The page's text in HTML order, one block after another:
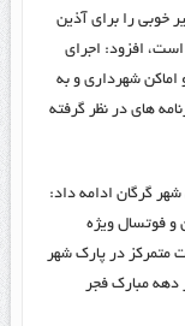
خوبی را برای آذین
افزود: اجرای
اماکن شهرداری و به
های در نظر گرفته
گرگان ادامه داد:
و فوتسال ویژه
متمرکز در پارک شهر
دهه مبارک فجر